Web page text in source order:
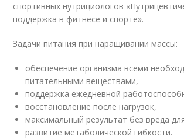
спортивных нутрициологов
поддержка в фитнесе и спорте».
Задачи питания при наращивании массы:
обеспечение организма всеми
питательными веществами,
поддержка ежедневной
восстановление после нагрузок,
максимальный результат без вреда
развитие метаболической гибкости.